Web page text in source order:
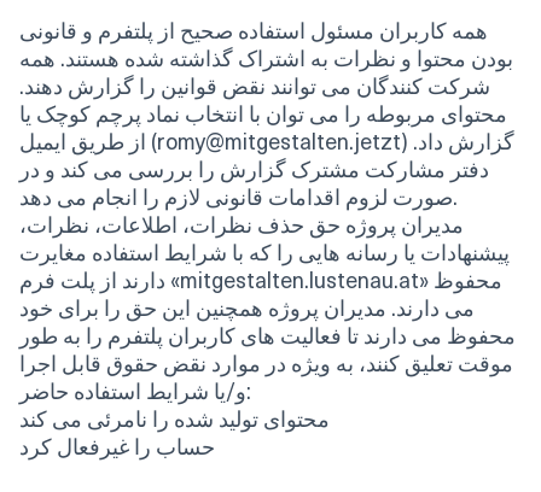
همه کاربران مسئول استفاده صحیح از پلتفرم و قانونی
بودن محتوا و نظرات به اشتراک گذاشته شده هستند. همه
شرکت کنندگان می توانند نقض قوانین را گزارش دهند.
محتوای مربوطه را می توان با انتخاب نماد پرچم کوچک یا
از طریق ایمیل (romy@mitgestalten.jetzt) گزارش داد.
دفتر مشارکت مشترک گزارش را بررسی می کند و در
صورت لزوم اقدامات قانونی لازم را انجام می دهد.
مدیران پروژه حق حذف نظرات، اطلاعات، نظرات،
پیشنهادات یا رسانه هایی را که با شرایط استفاده مغایرت
دارند از پلت فرم «mitgestalten.lustenau.at» محفوظ
می دارند. مدیران پروژه همچنین این حق را برای خود
محفوظ می دارند تا فعالیت های کاربران پلتفرم را به طور
موقت تعلیق کنند، به ویژه در موارد نقض حقوق قابل اجرا
و/یا شرایط استفاده حاضر:
محتوای تولید شده را نامرئی می کند
حساب را غیرفعال کرد